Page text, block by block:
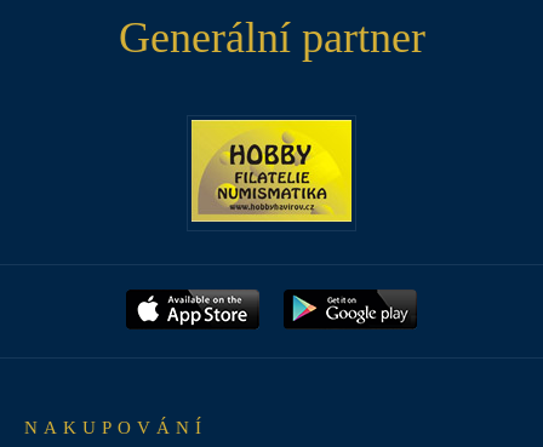
Generální partner
NAKUPOVÁNÍ